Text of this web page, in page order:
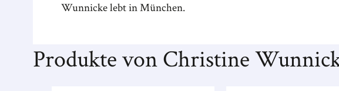
Wunnicke lebt in München.
Produkte von Christine